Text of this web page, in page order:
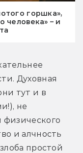
горшка»,
человека» – и
Духовная
тут и в
не
физического
и алчность
простой